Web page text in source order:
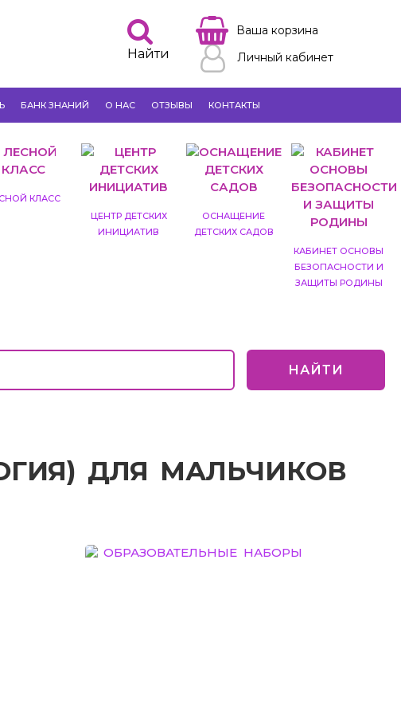
Найти
Ваша корзина
Личный кабинет
БАНК ЗНАНИЙ О НАС ОТЗЫВЫ КОНТАКТЫ
КЛАСС
ЦЕНТР ДЕТСКИХ
ИНИЦИАТИВ
ОСНАЩЕНИЕ
ДЕТСКИХ САДОВ
КАБИНЕТ ОСНОВЫ
БЕЗОПАСНОСТИ И
ЗАЩИТЫ РОДИНЫ
НАЙТИ
ДЛЯ МАЛЬЧИКОВ